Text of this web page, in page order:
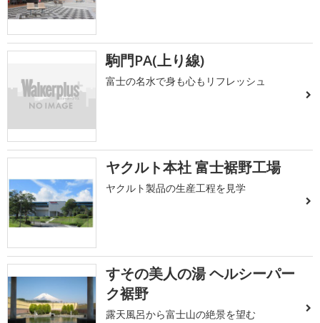
駒門PA(上り線)
富士の名水で身も心もリフレッシュ
ヤクルト本社 富士裾野工場
ヤクルト製品の生産工程を見学
すその美人の湯 ヘルシーパー
ク裾野
露天風呂から富士山の絶景を望む